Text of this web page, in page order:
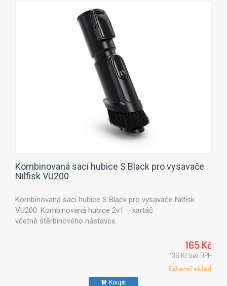
Kombinovaná sací hubice S Black pro vysavače
Nilfisk VU200
Kombinovaná sací hubice S Black pro vysavače Nilfisk
VU200. Kombinovaná hubice 2v1 – kartáč
včetně štěrbinového nástavce.
165 Kč
136 Kč bez DPH
Externí sklad
Koupit